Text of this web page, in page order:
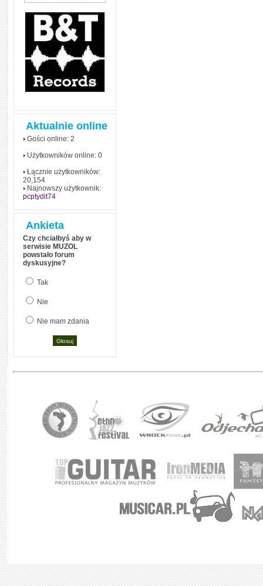
dłużej!
Aktualnie online
Gości online: 2
Użytkowników online: 0
Łącznie użytkowników:
20,154
Najnowszy użytkownik:
pcptydit74
Ankieta
Czy chciałbyś aby w
serwisie MUZOL
powstało forum
dyskusyjne?
Tak
Nie
Nie mam zdania